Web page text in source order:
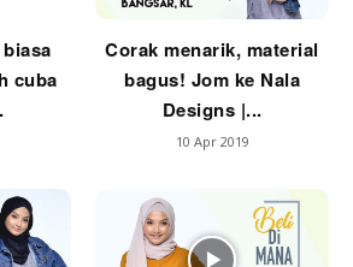
Impiana 360
Impiana Inspirasi Selebriti
Impiana
MakeOver
cuba
Corak menarik, material
bagus! Jom ke Nala
Designs |...
10 Apr 2019